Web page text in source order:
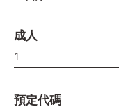
成人
預定代碼